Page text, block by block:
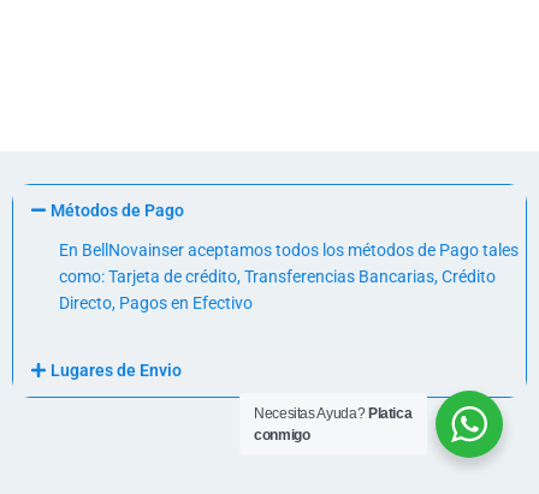
Métodos de Pago
En BellNovainser aceptamos todos los métodos de Pago tales
como: Tarjeta de crédito, Transferencias Bancarias, Crédito
Directo, Pagos en Efectivo
Lugares de Envio
Necesitas Ayuda? Platica
conmigo